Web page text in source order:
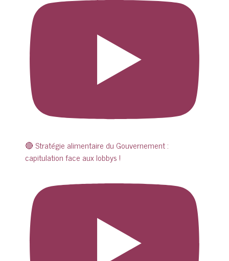
🔴 Stratégie alimentaire du Gouvernement :
capitulation face aux lobbys !